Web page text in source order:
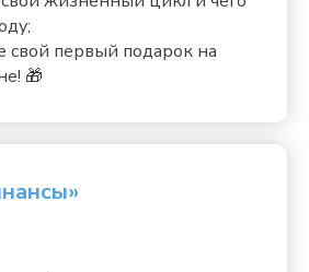
свой первый подарок на
🎁